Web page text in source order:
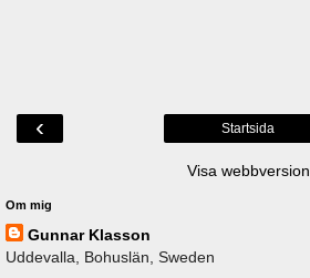
‹ Startsida
Visa webbversion
Om mig
Gunnar Klasson
Uddevalla, Bohuslän, Sweden